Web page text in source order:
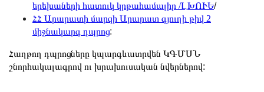
երեխաների հատուկ կրթահամալիր /ԼԽՈՒԵ/
ՀՀ Արարատի մարզի Արարատ գյուղի թիվ 2
միջնակարգ դպրոց:
Հաղթող դպրոցները կպարգևատրվեն ԿԳՄՍՆ
շնորհակալագրով ու խրախուսական նվերներով: